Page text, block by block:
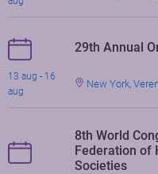
29th Annual
13 aug - 16
aug
New York,
8th World
Federation of
Societies